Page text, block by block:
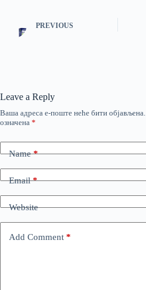
PREVIOUS
Leave a Reply
Ваша адреса е-поште неће бити објављена.
означена *
Name*
Email*
Website
Add Comment *